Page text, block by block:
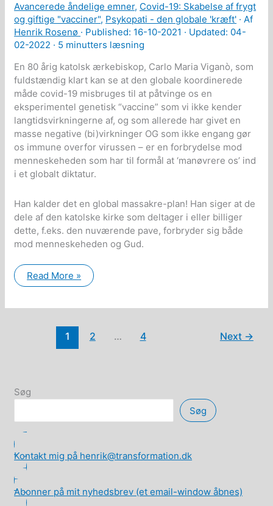
Avancerede åndelige emner, Covid-19: Skabelse af frygt
og giftige "vacciner", Psykopati - den globale 'kræft' · Af
Henrik Rosenø · Published: 16-10-2021 · Updated: 04-
02-2022 · 5 minutters læsning
En 80 årig katolsk ærkebiskop, Carlo Maria Viganò, som
fuldstændig klart kan se at den globale koordinerede
måde covid-19 misbruges til at påtvinge os en
eksperimentel genetisk “vaccine” som vi ikke kender
langtidsvirkningerne af, og som allerede har givet en
masse negative (bi)virkninger OG som ikke engang gør
os immune overfor virussen – er en forbrydelse mod
menneskeheden som har til formål at ‘manøvrere os’ ind
i et globalt diktatur.
Han kalder det en global massakre-plan! Han siger at de
dele af den katolske kirke som deltager i eller billiger
dette, f.eks. den nuværende pave, forbryder sig både
mod menneskeheden og Gud.
Katolsk
80
om
“vaccinerne”:
forbrydelse
mod
Read More »
1 2 … 4 Next →
Søg
Søg
Kontakt mig på henrik@transformation.dk
Abonner på mit nyhedsbrev (et email-window åbnes)